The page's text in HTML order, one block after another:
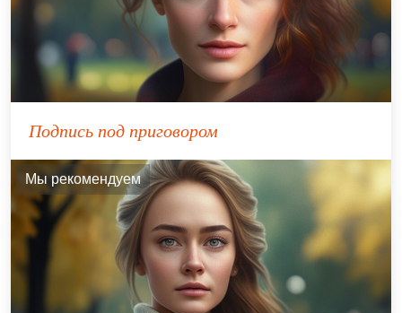
Подпись под приговором
Мы рекомендуем